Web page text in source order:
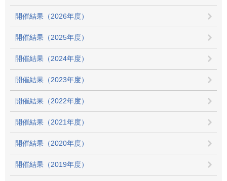
開催結果（2026年度）
開催結果（2025年度）
開催結果（2024年度）
開催結果（2023年度）
開催結果（2022年度）
開催結果（2021年度）
開催結果（2020年度）
開催結果（2019年度）